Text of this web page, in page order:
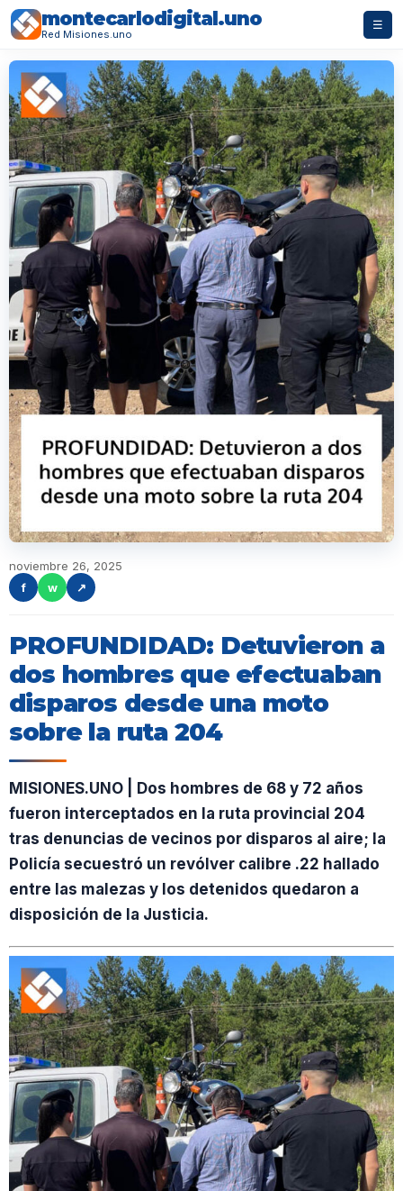
montecarlodigital.uno
Red Misiones.uno
☰
noviembre 26, 2025
f
w ↗
PROFUNDIDAD: Detuvieron a
dos hombres que efectuaban
disparos desde una moto
sobre la ruta 204
MISIONES.UNO | Dos hombres de 68 y 72 años
fueron interceptados en la ruta provincial 204
tras denuncias de vecinos por disparos al aire; la
Policía secuestró un revólver calibre .22 hallado
entre las malezas y los detenidos quedaron a
disposición de la Justicia.